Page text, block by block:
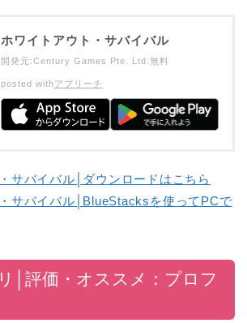
ホワイトアウト・サバイバル
開発元:Century Games Pte. Ltd.無料
posted withアプリーチ
サバイバル│ダウンロードはこちら
サバイバル│BlueStacksを使ってPCで
│評価・オススメ：プロフ